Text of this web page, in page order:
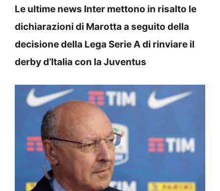
Le ultime news Inter mettono in risalto le
dichiarazioni di Marotta a seguito della
decisione della Lega Serie A di rinviare il
derby d’Italia con la Juventus